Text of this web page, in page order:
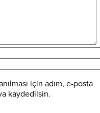
için adım, e-posta
kaydedilsin.